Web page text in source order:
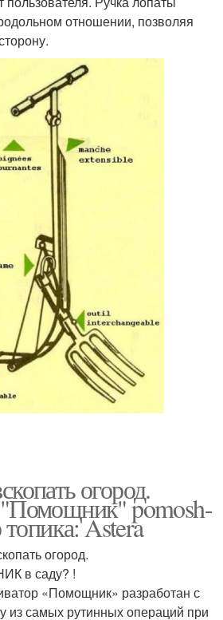
отношении, позволяя
огород.
"Помощник" pomosh-
Astera
огород.
в саду? !
«Помощник» разработан с
из самых рутинных операций при